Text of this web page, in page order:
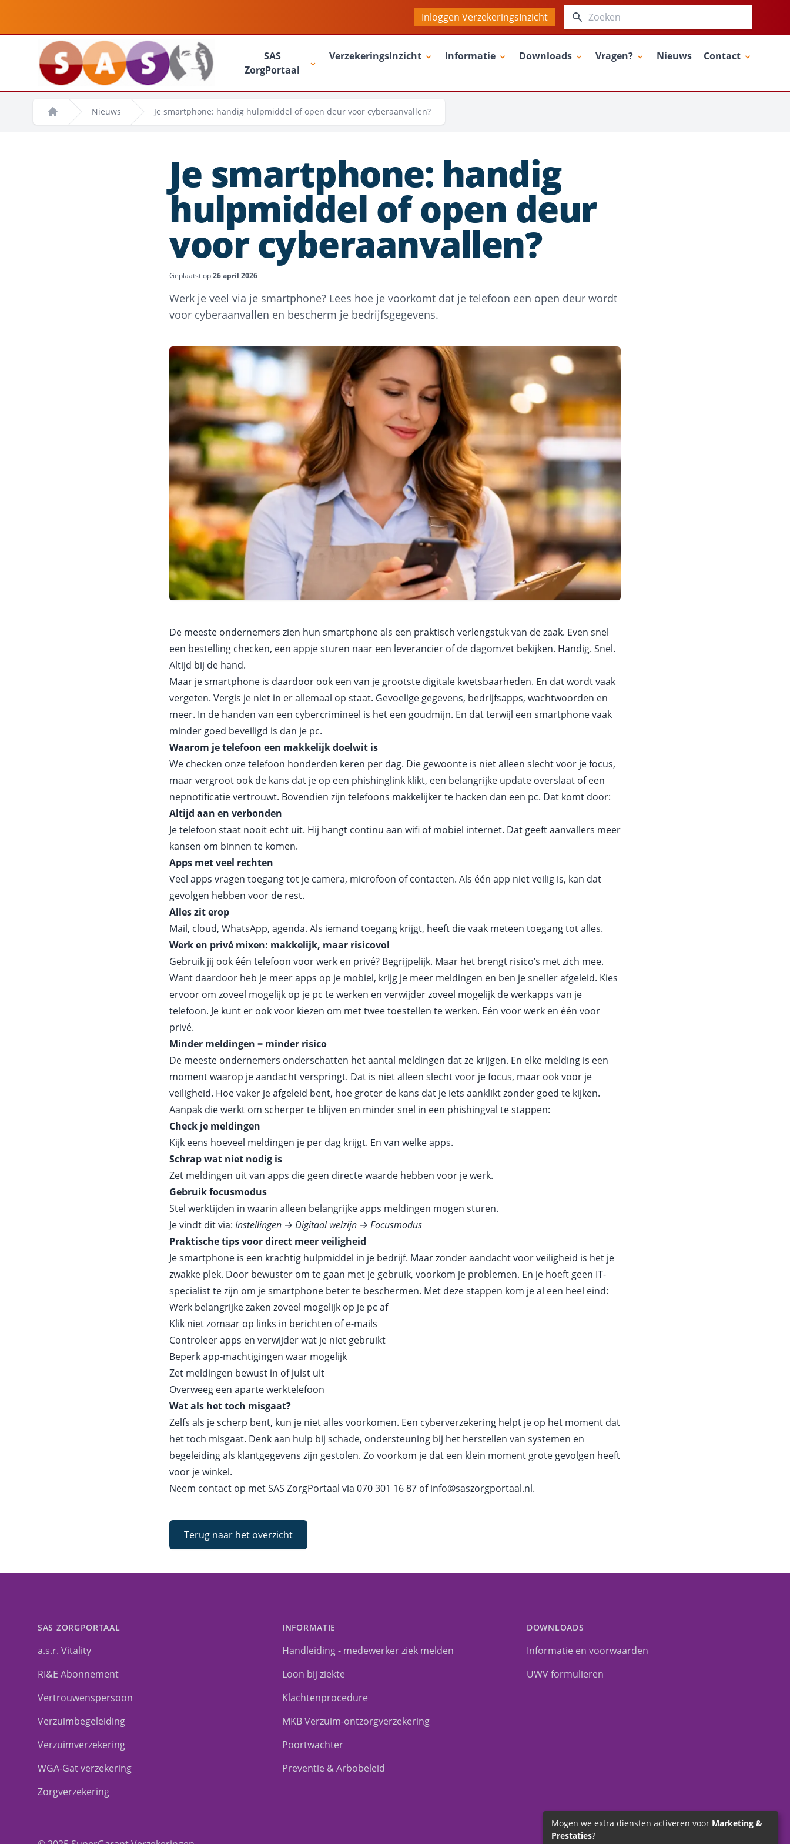
Inloggen VerzekeringsInzicht Zoeken
SAS
ZorgPortaal
VerzekeringsInzicht Informatie Downloads Vragen? Nieuws Contact
Home
Nieuws Je smartphone: handig hulpmiddel of open deur voor cyberaanvallen?
Je smartphone: handig
hulpmiddel of open deur
voor cyberaanvallen?
Geplaatst op26 april 2026
Werk je veel via je smartphone? Lees hoe je voorkomt dat je telefoon een open deur wordt
voor cyberaanvallen en bescherm je bedrijfsgegevens.
De meeste ondernemers zien hun smartphone als een praktisch verlengstuk van de zaak. Even snel
een bestelling checken, een appje sturen naar een leverancier of de dagomzet bekijken. Handig. Snel.
Altijd bij de hand.
Maar je smartphone is daardoor ook een van je grootste digitale kwetsbaarheden. En dat wordt vaak
vergeten. Vergis je niet in er allemaal op staat. Gevoelige gegevens, bedrijfsapps, wachtwoorden en
meer. In de handen van een cybercrimineel is het een goudmijn. En dat terwijl een smartphone vaak
minder goed beveiligd is dan je pc.
Waarom je telefoon een makkelijk doelwit is
We checken onze telefoon honderden keren per dag. Die gewoonte is niet alleen slecht voor je focus,
maar vergroot ook de kans dat je op een phishinglink klikt, een belangrijke update overslaat of een
nepnotificatie vertrouwt. Bovendien zijn telefoons makkelijker te hacken dan een pc. Dat komt door:
Altijd aan en verbonden
Je telefoon staat nooit echt uit. Hij hangt continu aan wifi of mobiel internet. Dat geeft aanvallers meer
kansen om binnen te komen.
Apps met veel rechten
Veel apps vragen toegang tot je camera, microfoon of contacten. Als één app niet veilig is, kan dat
gevolgen hebben voor de rest.
Alles zit erop
Mail, cloud, WhatsApp, agenda. Als iemand toegang krijgt, heeft die vaak meteen toegang tot alles.
Werk en privé mixen: makkelijk, maar risicovol
Gebruik jij ook één telefoon voor werk en privé? Begrijpelijk. Maar het brengt risico’s met zich mee.
Want daardoor heb je meer apps op je mobiel, krijg je meer meldingen en ben je sneller afgeleid. Kies
ervoor om zoveel mogelijk op je pc te werken en verwijder zoveel mogelijk de werkapps van je
telefoon. Je kunt er ook voor kiezen om met twee toestellen te werken. Eén voor werk en één voor
privé.
Minder meldingen = minder risico
De meeste ondernemers onderschatten het aantal meldingen dat ze krijgen. En elke melding is een
moment waarop je aandacht verspringt. Dat is niet alleen slecht voor je focus, maar ook voor je
veiligheid. Hoe vaker je afgeleid bent, hoe groter de kans dat je iets aanklikt zonder goed te kijken.
Aanpak die werkt om scherper te blijven en minder snel in een phishingval te stappen:
Check je meldingen
Kijk eens hoeveel meldingen je per dag krijgt. En van welke apps.
Schrap wat niet nodig is
Zet meldingen uit van apps die geen directe waarde hebben voor je werk.
Gebruik focusmodus
Stel werktijden in waarin alleen belangrijke apps meldingen mogen sturen.
Je vindt dit via: Instellingen → Digitaal welzijn → Focusmodus
Praktische tips voor direct meer veiligheid
Je smartphone is een krachtig hulpmiddel in je bedrijf. Maar zonder aandacht voor veiligheid is het je
zwakke plek. Door bewuster om te gaan met je gebruik, voorkom je problemen. En je hoeft geen IT-
specialist te zijn om je smartphone beter te beschermen. Met deze stappen kom je al een heel eind:
Werk belangrijke zaken zoveel mogelijk op je pc af
Klik niet zomaar op links in berichten of e-mails
Controleer apps en verwijder wat je niet gebruikt
Beperk app-machtigingen waar mogelijk
Zet meldingen bewust in of juist uit
Overweeg een aparte werktelefoon
Wat als het toch misgaat?
Zelfs als je scherp bent, kun je niet alles voorkomen. Een cyberverzekering helpt je op het moment dat
het toch misgaat. Denk aan hulp bij schade, ondersteuning bij het herstellen van systemen en
begeleiding als klantgegevens zijn gestolen. Zo voorkom je dat een klein moment grote gevolgen heeft
voor je winkel.
Neem contact op met SAS ZorgPortaal via 070 301 16 87 ofinfo@saszorgportaal.nl.
Terug naar het overzicht
SAS ZORGPORTAAL
a.s.r. Vitality
RI&E Abonnement
Vertrouwenspersoon
Verzuimbegeleiding
Verzuimverzekering
WGA-Gat verzekering
Zorgverzekering
INFORMATIE
Handleiding - medewerker ziek melden
Loon bij ziekte
Klachtenprocedure
MKB Verzuim-ontzorgverzekering
Poortwachter
Preventie & Arbobeleid
DOWNLOADS
Informatie en voorwaarden
UWV formulieren
Mogen we extra diensten activeren voor Marketing &
Prestaties?